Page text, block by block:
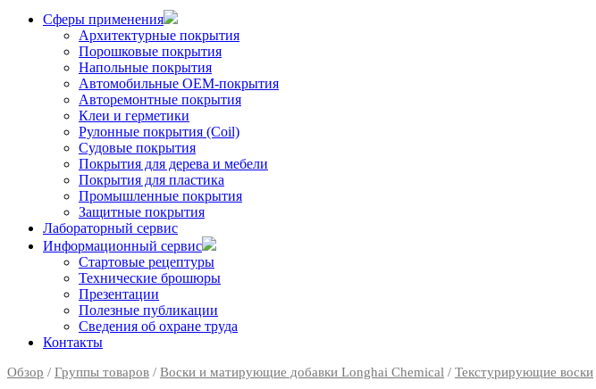
Сферы применения
Архитектурные покрытия
Порошковые покрытия
Напольные покрытия
Автомобильные ОЕМ-покрытия
Авторемонтные покрытия
Клеи и герметики
Рулонные покрытия (Coil)
Судовые покрытия
Покрытия для дерева и мебели
Покрытия для пластика
Промышленные покрытия
Защитные покрытия
Лабораторный сервис
Информационный сервис
Стартовые рецептуры
Технические брошюры
Презентации
Полезные публикации
Сведения об охране труда
Контакты
Обзор / Группы товаров / Воски и матирующие добавки Longhai Chemical / Текстурирующие воски